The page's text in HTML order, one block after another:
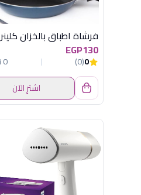
فرشاة اطباق بالخزان كلينر
EGP130
0
(0)
0 تم البيع
اشترِ الآن